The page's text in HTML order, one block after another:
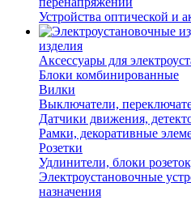
Устройства оптической и
изделия
Аксессуары для
Блоки комбинированные
Вилки
Выключатели,
Датчики движения,
Рамки, декоративные
Розетки
Удлинители, блоки
Электроустановочные
назначения